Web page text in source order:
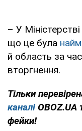
– У
що це була
й область за
вторгнення.
Тільки
каналі OBOZ.UA
фейки!